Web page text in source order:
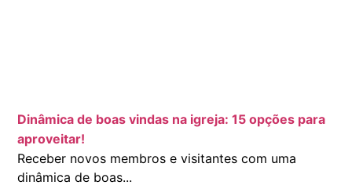
Dinâmica de boas vindas na igreja: 15 opções para
aproveitar!
Receber novos membros e visitantes com uma
dinâmica de boas...